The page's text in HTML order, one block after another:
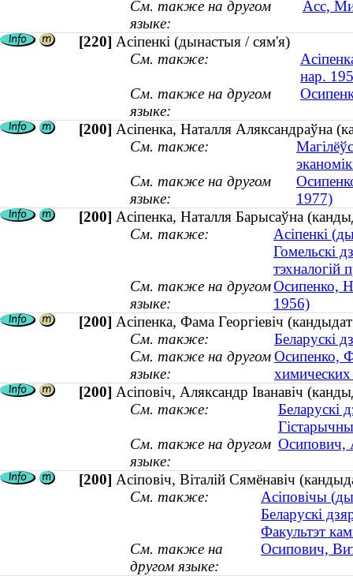
См. также на другом
языке:
Асс,
[220] Асіпенкі (дынастыя / сям'я)
См. также:
нар.
См. также на другом
языке:
[200] Асіпенка, Наталля Аляксандраўна
См. также:
См. также на другом
языке:
1977)
[200] Асіпенка, Наталля Барысаўна
См. также:
Асіпенкі
Гомельскі
тэхналогій
См. также на другом
языке:
Осипенко,
1956)
[200] Асіпенка, Фама Георгіевіч
См. также:
Беларускі
См. также на другом
языке:
Осипенко,
[200] Асіповіч, Аляксандр Іванавіч
См. также:
Беларускі
См. также на другом
языке:
Осипович,
[200] Асіповіч, Віталій Сямёнавіч
См. также:
Асіповічы
Беларускі
Факультэт
См. также на
другом языке:
Осипович,